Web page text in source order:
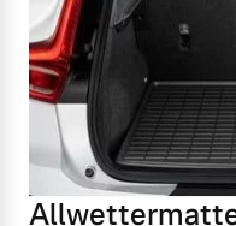
Versicherung